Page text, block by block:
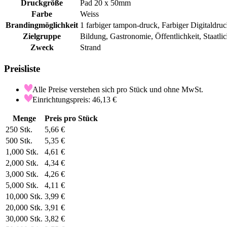
Druckgröße
Pad 20 x 50mm
Farbe
Weiss
Brandingmöglichkeit 1 farbiger tampon-druck, Farbiger
Zielgruppe
Bildung, Gastronomie, Öffentlichkeit,
Zweck
Strand
Preisliste
Alle Preise verstehen sich pro Stück und ohne MwSt.
Einrichtungspreis: 46,13 €
Menge
Preis pro Stück
250 Stk.
5,66 €
500 Stk.
5,35 €
1,000 Stk.
4,61 €
2,000 Stk.
4,34 €
3,000 Stk.
4,26 €
5,000 Stk.
4,11 €
10,000 Stk. 3,99 €
20,000 Stk. 3,91 €
30,000 Stk. 3,82 €